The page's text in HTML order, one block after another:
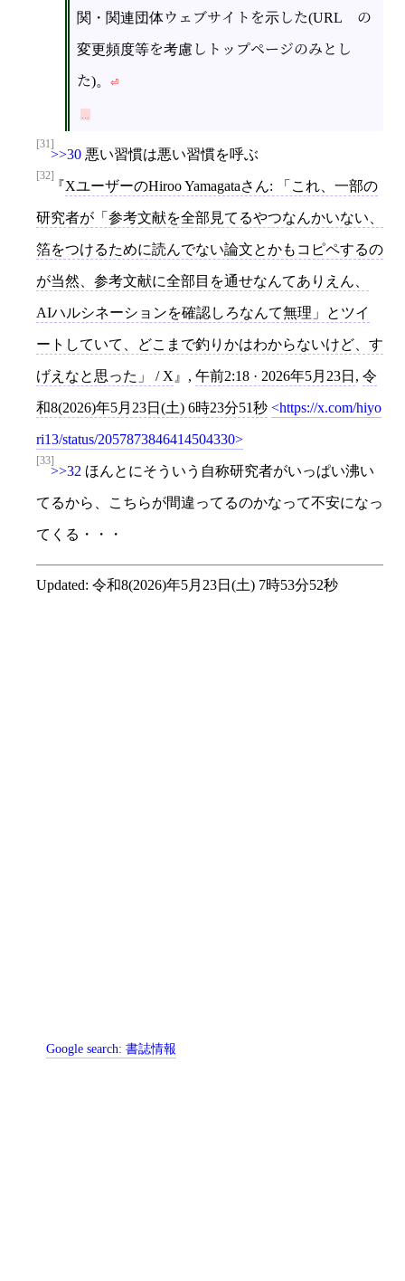
関・関連団体ウェブサイトを示した(URL の
変更頻度等を考慮しトップページのみとし
た)。
[31]
>>30 悪い習慣は悪い習慣を呼ぶ
[32]
XユーザーのHiroo Yamagataさん: 「これ、一部の
研究者が「参考文献を全部見てるやつなんかいない、
箔をつけるために読んでない論文とかもコピペするの
が当然、参考文献に全部目を通せなんてありえん、
AIハルシネーションを確認しろなんて無理」とツイ
ートしていて、どこまで釣りかはわからないけど、す
げえなと思った」 / X , 午前2:18 · 2026年5月23日 , 令
和8(2026)年5月23日(土) 6時23分51秒 https://x.com/hiyo
ri13/status/2057873846414504330
[33]
>>32 ほんとにそういう自称研究者がいっぱい沸い
てるから、こちらが間違ってるのかなって不安になっ
てくる・・・
Updated: 令和8(2026)年5月23日(土) 7時53分52秒
Google search:書誌情報